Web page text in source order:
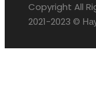
Copyright All
2021-2023 ©